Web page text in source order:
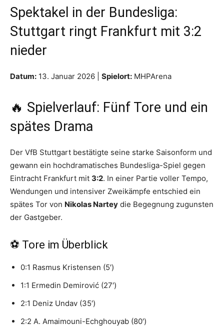
Spektakel in der Bundesliga:
Stuttgart ringt Frankfurt mit 3:2
nieder
Datum: 13. Januar 2026 | Spielort: MHPArena
🔥 Spielverlauf: Fünf Tore und ein
spätes Drama
Der VfB Stuttgart bestätigte seine starke Saisonform und
gewann ein hochdramatisches Bundesliga-Spiel gegen
Eintracht Frankfurt mit 3:2. In einer Partie voller Tempo,
Wendungen und intensiver Zweikämpfe entschied ein
spätes Tor von Nikolas Nartey die Begegnung zugunsten
der Gastgeber.
⚽ Tore im Überblick
0:1 Rasmus Kristensen (5′)
1:1 Ermedin Demirović (27′)
2:1 Deniz Undav (35′)
2:2 A. Amaimouni-Echghouyab (80′)